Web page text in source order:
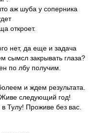
аж шуба у соперника
откроет.
нет, да еще и задача
сымсл закрывать глаза?
по лбу получим.
и ждем результата.
следующий год!
Тулу! Проживе без вас.